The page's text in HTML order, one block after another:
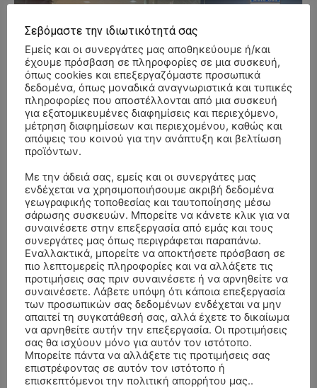
- Advertisment -
Σεβόμαστε την ιδιωτικότητά σας
Εμείς και οι συνεργάτες μας αποθηκεύουμε ή/και
έχουμε πρόσβαση σε πληροφορίες σε μια συσκευή,
όπως cookies και επεξεργαζόμαστε προσωπικά
δεδομένα, όπως μοναδικά αναγνωριστικά και τυπικές
πληροφορίες που αποστέλλονται από μια συσκευή
για εξατομικευμένες διαφημίσεις και περιεχόμενο,
μέτρηση διαφημίσεων και περιεχομένου, καθώς και
απόψεις του κοινού για την ανάπτυξη και βελτίωση
προϊόντων.
Με την άδειά σας, εμείς και οι συνεργάτες μας
ενδέχεται να χρησιμοποιήσουμε ακριβή δεδομένα
γεωγραφικής τοποθεσίας και ταυτοποίησης μέσω
σάρωσης συσκευών. Μπορείτε να κάνετε κλικ για να
συναινέσετε στην επεξεργασία από εμάς και τους
συνεργάτες μας όπως περιγράφεται παραπάνω.
Εναλλακτικά, μπορείτε να αποκτήσετε πρόσβαση σε
πιο λεπτομερείς πληροφορίες και να αλλάξετε τις
προτιμήσεις σας πριν συναινέσετε ή να αρνηθείτε να
συναινέσετε. Λάβετε υπόψη ότι κάποια επεξεργασία
των προσωπικών σας δεδομένων ενδέχεται να μην
απαιτεί τη συγκατάθεσή σας, αλλά έχετε το δικαίωμα
να αρνηθείτε αυτήν την επεξεργασία. Οι προτιμήσεις
σας θα ισχύουν μόνο για αυτόν τον ιστότοπο.
Μπορείτε πάντα να αλλάξετε τις προτιμήσεις σας
επιστρέφοντας σε αυτόν τον ιστότοπο ή
επισκεπτόμενοι την πολιτική απορρήτου μας..